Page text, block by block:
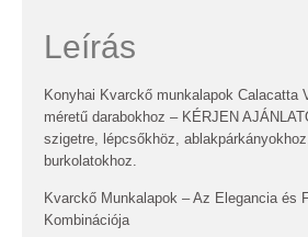
Leírás
Konyhai Kvarckő munkalapok Calacatta
méretű darabokhoz – KÉRJEN
szigetre, lépcsőkhöz,
burkolatokhoz.
Kvarckő Munkalapok – Az Elegancia és
Kombinációja